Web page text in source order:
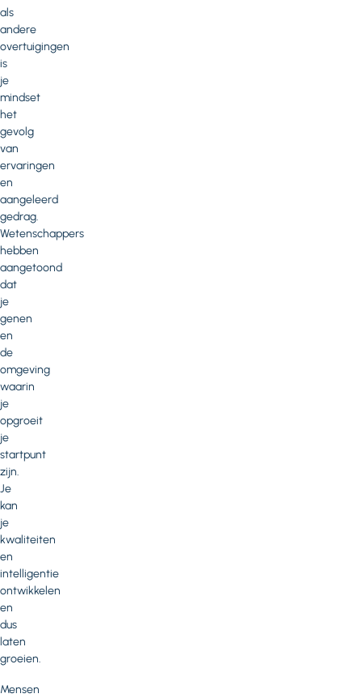
als
andere
overtuigingen
is
je
mindset
het
gevolg
van
ervaringen
en
aangeleerd
gedrag.
Wetenschappers
hebben
aangetoond
dat
je
genen
en
de
omgeving
waarin
je
opgroeit
je
startpunt
zijn.
Je
kan
je
kwaliteiten
en
intelligentie
ontwikkelen
en
dus
laten
groeien.
Mensen